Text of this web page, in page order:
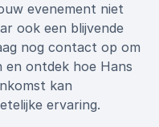
evenement niet
ook een blijvende
nog contact op om
en ontdek hoe Hans
kan
ervaring.